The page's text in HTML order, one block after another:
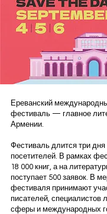
Ереванский
фестиваль — главное
Армении.
Фестиваль длится три дня
посетителей. В рамках
18 000 книг, а на
поступает 500 заявок. В
фестиваля принимают
писателей, специалистов
сферы и международных